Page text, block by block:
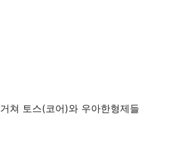
쳐 토스(코어)와 우아한형제들